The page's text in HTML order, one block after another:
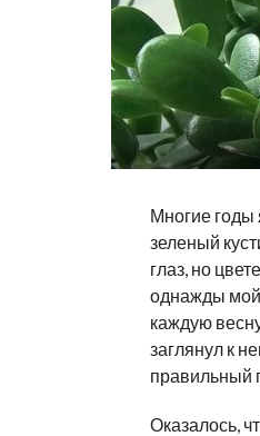
Многие годы
зеленый
глаз, но
однажды мой
каждую
заглянул к
правильный
Оказалось,